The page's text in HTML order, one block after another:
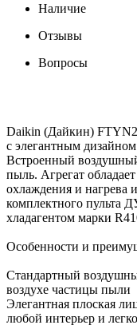
Наличие
Отзывы
Вопросы
Daikin (Дайкин)
с элегантным
Встроенный
пыль. Агрегат
охлаждения и нагрева
комплектного пульта
хладагентом марки
Особенности и
Стандартный
воздухе частицы пыли
Элегантная плоская
любой интерьер и